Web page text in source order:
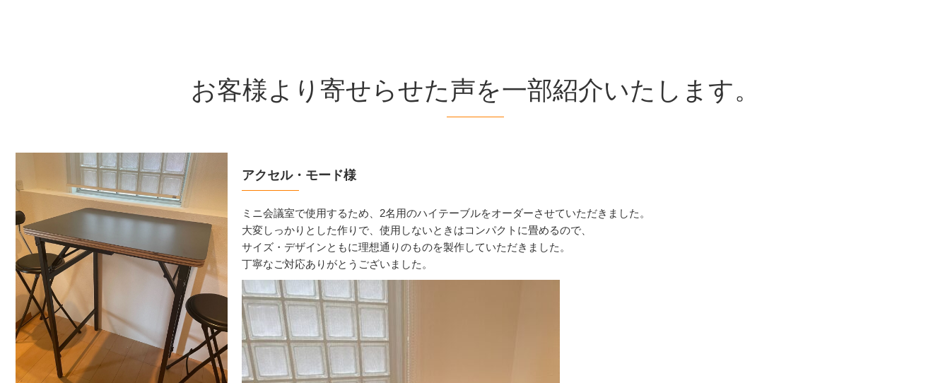
お客様より寄せらせた声を一部紹介いたします。
アクセル・モード様
ミニ会議室で使用するため、2名用のハイテーブルをオーダーさせていただきました。
大変しっかりとした作りで、使用しないときはコンパクトに畳めるので、
サイズ・デザインともに理想通りのものを製作していただきました。
丁寧なご対応ありがとうございました。